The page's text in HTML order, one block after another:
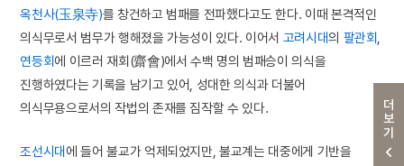
더보기
옥천사(玉泉寺)를 창건하고 범패를 전파했다고도 한다. 이때 본격적인
의식무로서 범무가 행해졌을 가능성이 있다. 이어서 고려시대의 팔관회
연등회에 이르러 재회(齋會)에서 수백 명의 범패승이 의식을
진행하였다는 기록을 남기고 있어, 성대한 의식과 더불어
의식무용으로서의 작법의 존재를 짐작할 수 있다.
조선시대에 들어 불교가 억제되었지만, 불교계는 대중에게 기반을